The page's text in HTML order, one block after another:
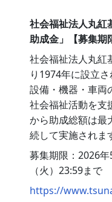
社会福祉法人丸紅
助成金」【募集期
社会福祉法人丸紅
り1974年に設立
設備・機器・車両
社会福祉活動を支
から助成総額は最
続して実施されま
募集期限：2026
（火）23:59まで
https://